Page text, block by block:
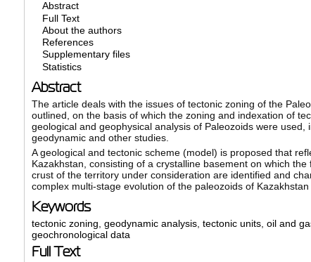
Abstract
Full Text
About the authors
References
Supplementary files
Statistics
Abstract
The article deals with the issues of tectonic zoning of the
outlined, on the basis of which the zoning and indexation of
geological and geophysical analysis of Paleozoids were
geodynamic and other studies.
A geological and tectonic scheme (model) is proposed that
Kazakhstan, consisting of a crystalline basement on which
crust of the territory under consideration are identified and
complex multi-stage evolution of the paleozoids of
Keywords
tectonic zoning geodynamic analysis, tectonic units, oil and
geochronological data
Full Text